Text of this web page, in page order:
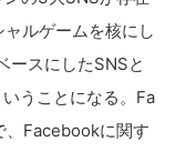
ルゲームを核にし
ースにしたSNSと
うことになる。Fa
Facebookに関す